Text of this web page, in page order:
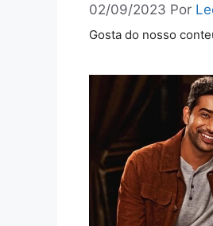
02/09/2023 Por
Gosta do nosso